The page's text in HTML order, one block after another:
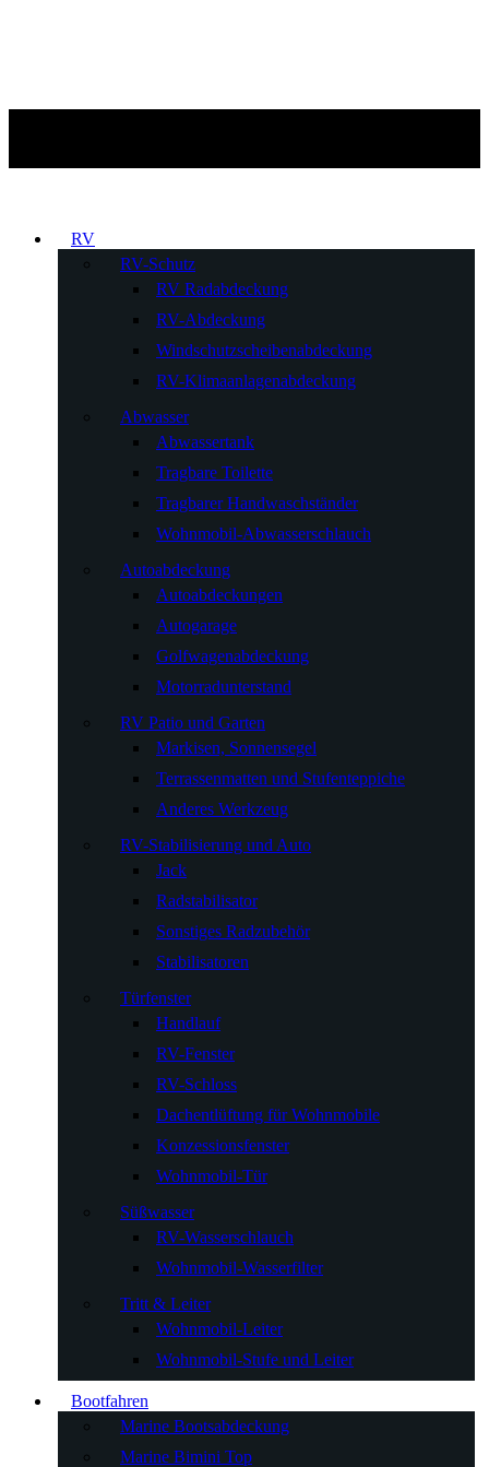
RV
RV-Schutz
RV Radabdeckung
RV-Abdeckung
Windschutzscheibenabdeckung
RV-Klimaanlagenabdeckung
Abwasser
Abwassertank
Tragbare Toilette
Tragbarer Handwaschständer
Wohnmobil-Abwasserschlauch
Autoabdeckung
Autoabdeckungen
Autogarage
Golfwagenabdeckung
Motorradunterstand
RV Patio und Garten
Markisen, Sonnensegel
Terrassenmatten und Stufenteppiche
Anderes Werkzeug
RV-Stabilisierung und Auto
Jack
Radstabilisator
Sonstiges Radzubehör
Stabilisatoren
Türfenster
Handlauf
RV-Fenster
RV-Schloss
Dachentlüftung für Wohnmobile
Konzessionsfenster
Wohnmobil-Tür
Süßwasser
RV-Wasserschlauch
Wohnmobil-Wasserfilter
Tritt & Leiter
Wohnmobil-Leiter
Wohnmobil-Stufe und Leiter
Bootfahren
Marine Bootsabdeckung
Marine Bimini Top